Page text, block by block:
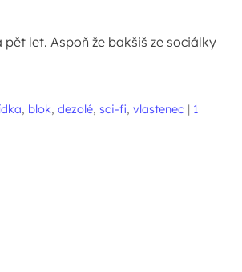
let. Aspoň že bakšiš ze sociálky
, blok, dezolé, sci-fi, vlastenec | 1